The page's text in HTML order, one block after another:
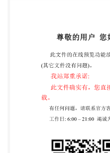
required in the context
of this publication may
the country of the
401:Ch.deBlandonnet 8
Switzerland
copyright@iso.org